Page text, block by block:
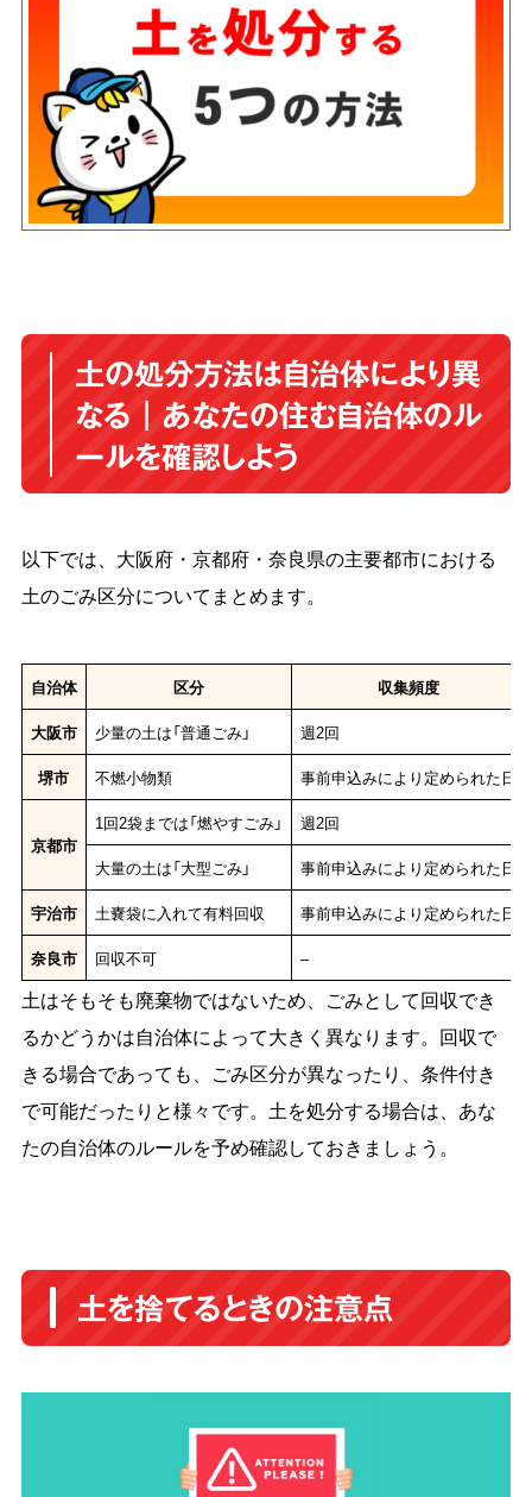
土の処分方法は自治体により異
なる｜あなたの住む自治体のル
ールを確認しよう
以下では、大阪府・京都府・奈良県の主要都市における
土のごみ区分についてまとめます。
自治体 区分
収集頻度
大阪市
少量の土は「普通ごみ」
週2回
堺市
不燃小物類 事前申込みにより定められた日
京都市
1回2袋までは「燃やすごみ」
週2回
大量の土は「大型ごみ」
事前申込みにより定められた日
宇治市
土嚢袋に入れて有料回収
事前申込みにより定められた日
奈良市
回収不可 –
土はそもそも廃棄物ではないため、ごみとして回収でき
るかどうかは自治体によって大きく異なります。回収で
きる場合であっても、ごみ区分が異なったり、条件付き
で可能だったりと様々です。土を処分する場合は、あな
たの自治体のルールを予め確認しておきましょう。
土を捨てるときの注意点